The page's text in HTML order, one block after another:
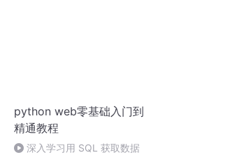
python web零基础入门到
精通教程
深入学习用 SQL 获取数据